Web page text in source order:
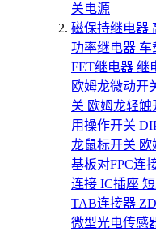
关电源
磁保持继电器
功率继电器 车
FET继电器 继
欧姆龙微动开
关 欧姆龙轻触
用操作开关
龙鼠标开关 欧
基板对FPC连
连接 IC插座
TAB连接器
微型光电传感